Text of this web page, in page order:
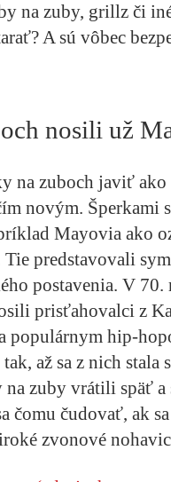
na zuby, grillz či
A sú vôbec
nosili už
na zuboch javiť
novým.
Mayovia ako
predstavovali
postavenia. V
prisťahovalci z
populárnym hip-
až sa z nich stala
na zuby vrátili späť
čomu čudovať, ak
zvonové